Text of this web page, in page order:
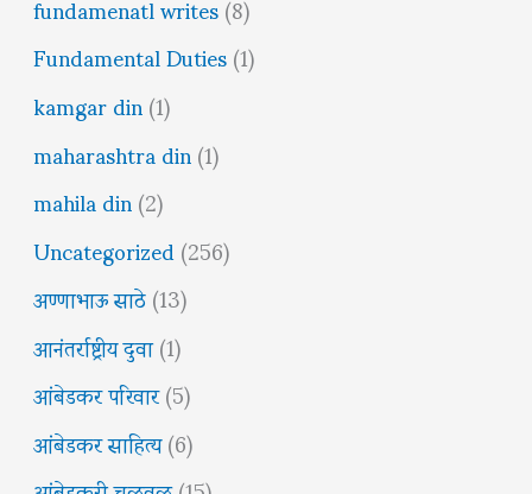
Fundamental Duties(1)
kamgar din(1)
maharashtra din(1)
mahila din(2)
Uncategorized(256)
अण्णाभाऊ साठे(13)
आनंतर्राष्ट्रीय दुवा(1)
आंबेडकर परिवार(5)
आंबेडकर साहित्य(6)